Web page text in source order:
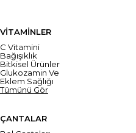
VİTAMİNLER
C Vitamini
Bağışıklık
Bitkisel Ürünler
Glukozamin Ve
Eklem Sağlığı
Tümünü Gör
ÇANTALAR